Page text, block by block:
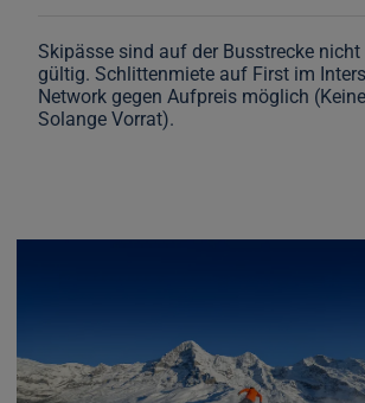
Skipässe sind auf der Busstrecke nicht
gültig. Schlittenmiete auf First im
Network gegen Aufpreis möglich
Solange Vorrat).